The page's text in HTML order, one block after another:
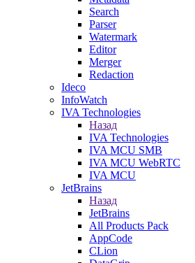
Search
Parser
Watermark
Editor
Merger
Redaction
Ideco
InfoWatch
IVA Technologies
Назад
IVA Technologies
IVA MCU SMB
IVA MCU WebRTC
IVA MCU
JetBrains
Назад
JetBrains
All Products Pack
AppCode
CLion